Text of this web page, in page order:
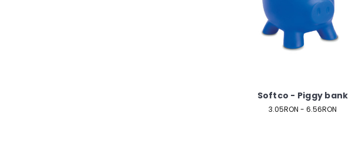
Softco - Piggy bank
3.05RON - 6.56RON